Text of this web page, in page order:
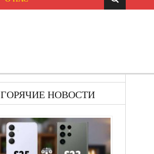
ГОРЯЧИЕ НОВОСТИ